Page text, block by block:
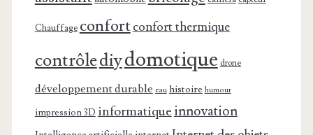
Chauffage confortconfort thermique
contrôlediydomotique drone
développement durable eau histoire humour
impression 3D informatiqueinnovation